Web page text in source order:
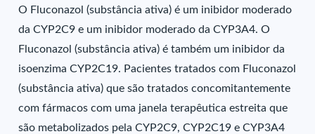
O Fluconazol (substância ativa) é um inibidor moderado
da CYP2C9 e um inibidor moderado da CYP3A4. O
Fluconazol (substância ativa) é também um inibidor da
isoenzima CYP2C19. Pacientes tratados com Fluconazol
(substância ativa) que são tratados concomitantemente
com fármacos com uma janela terapêutica estreita que
são metabolizados pela CYP2C9, CYP2C19 e CYP3A4